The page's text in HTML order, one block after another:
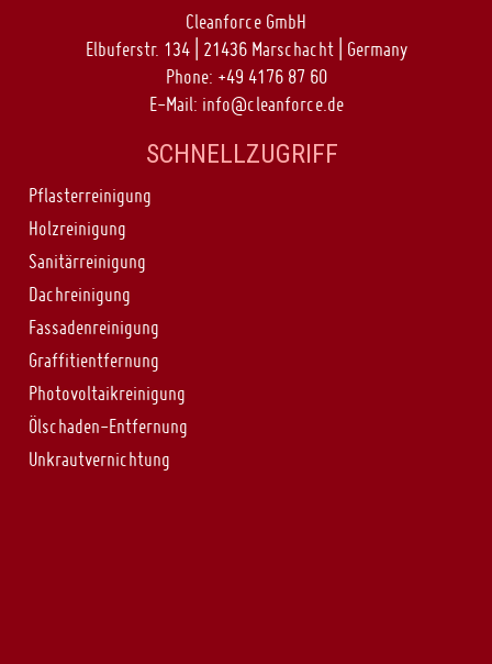
Cleanforce GmbH
Elbuferstr. 134 | 21436 Marschacht | Germany
Phone: +49 4176 87 60
E-Mail: info@cleanforce.de
SCHNELLZUGRIFF
Pflasterreinigung
Holzreinigung
Sanitärreinigung
Dachreinigung
Fassadenreinigung
Graffitientfernung
Photovoltaikreinigung
Ölschaden-Entfernung
Unkrautvernichtung